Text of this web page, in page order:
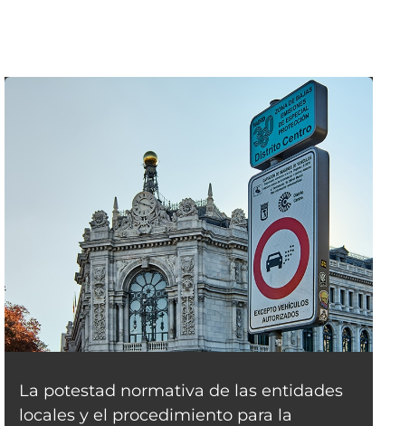
La potestad normativa de las entidades
locales y el procedimiento para la